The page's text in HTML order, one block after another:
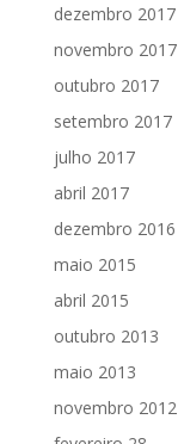
dezembro 2017
novembro 2017
outubro 2017
setembro 2017
julho 2017
abril 2017
dezembro 2016
maio 2015
abril 2015
outubro 2013
maio 2013
novembro 2012